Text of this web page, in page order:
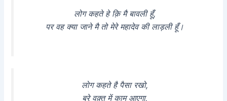
लोग कहते हे क़ि मै बावली हूँ,
पर वह क्या जाने मै तो मेरे महादेव की लाड़ली हूँ।
लोग कहते है पैसा रखो,
बुरे वक़्त में काम आएगा,